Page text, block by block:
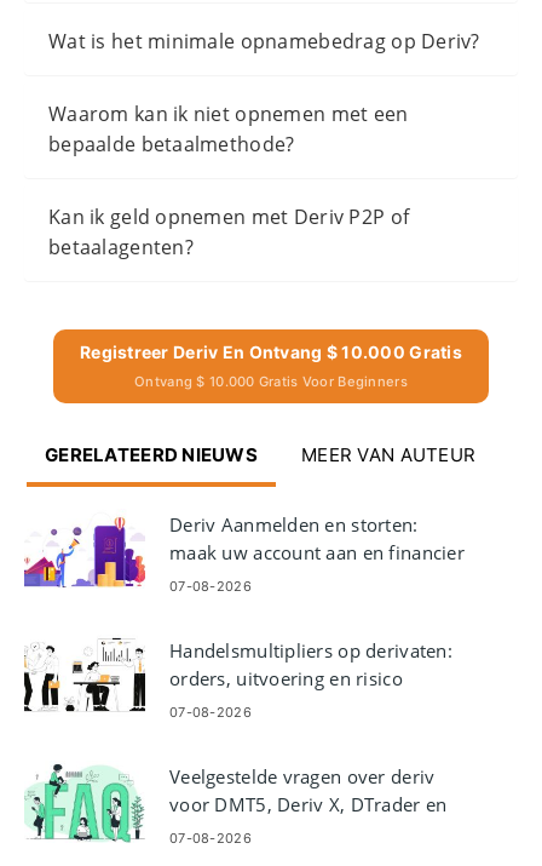
Wat is het minimale opnamebedrag op Deriv?
Waarom kan ik niet opnemen met een
bepaalde betaalmethode?
Kan ik geld opnemen met Deriv P2P of
betaalagenten?
Registreer Deriv En Ontvang $ 10.000 Gratis
Ontvang $ 10.000 Gratis Voor Beginners
GERELATEERD NIEUWS MEER VAN AUTEUR
Deriv Aanmelden en storten:
maak uw account aan en financier
het
07-08-2026
Handelsmultipliers op derivaten:
orders, uitvoering en risico
07-08-2026
Veelgestelde vragen over deriv
voor DMT5, Deriv X, DTrader en
DBot
07-08-2026